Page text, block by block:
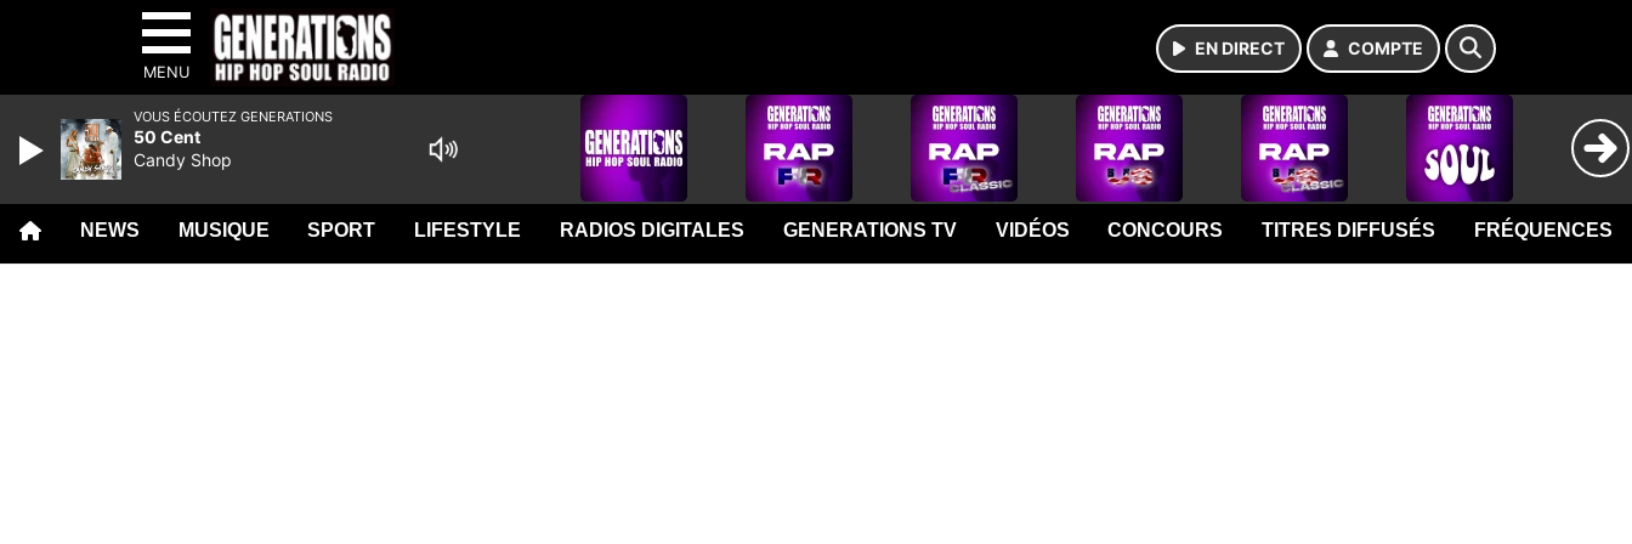
MENU
EN DIRECT COMPTE
NEWS MUSIQUE SPORT LIFESTYLE RADIOS DIGITALES GENERATIONS TV VIDÉOS CONCOURS TITRES DIFFUSÉS FRÉQUENCES
VOUS ÉCOUTEZ GENERATIONS
50 Cent
Candy Shop